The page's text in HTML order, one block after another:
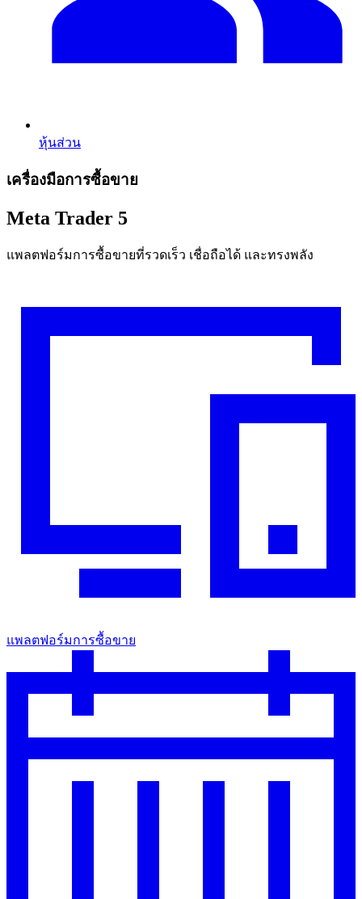
หุ้นส่วน
เครื่องมือการซื้อขาย
Meta Trader 5
แพลตฟอร์มการซื้อขายที่รวดเร็ว เชื่อถือได้ และทรงพลัง
แพลตฟอร์มการซื้อขาย